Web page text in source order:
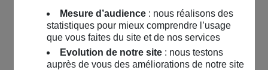
Mesure d’audience: nous réalisons des
statistiques pour mieux comprendre l’usage
que vous faites du site et de nos services
Evolution de notre site: nous testons
auprès de vous des améliorations de notre site